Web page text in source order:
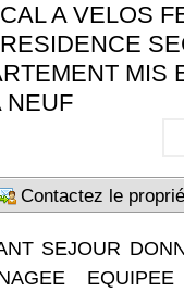
A VELOS
MIS
NEUF
Contactez le
SEJOUR